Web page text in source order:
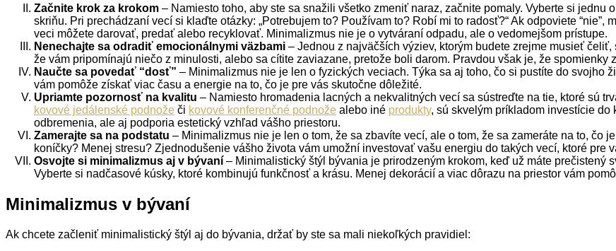
Začnite krok za krokom – Namiesto toho, aby ste sa snažili všetko zmeniť naraz, začnite pomaly. Vyberte si
skriňu. Pri prechádzaní vecí si klaďte otázky: „Potrebujem to? Používam to? Robí mi to radosť?“ Ak odpoviete
veci môžete darovať, predať alebo recyklovať. Minimalizmus nie je o vytváraní odpadu, ale o vedomejšom prístupe.
Nenechajte sa odradiť emocionálnymi väzbami – Jednou z najväčších výziev, ktorým budete zrejme musieť
že vám pripomínajú niečo z minulosti, alebo sa cítite zaviazane, pretože boli darom. Pravdou však je, že spomienky
Naučte sa povedať “dosť” – Minimalizmus nie je len o fyzických veciach. Týka sa aj toho, čo si pustíte do svojho
vám pomôže získať viac času a energie na to, čo je pre vás skutočne dôležité.
Upriamte pozornosť na kvalitu – Namiesto hromadenia lacných a nekvalitných vecí sa sústreďte na tie, ktoré sú
kovové jedálenské podnože či kovové konferenčné podnože alebo iné produkty, sú skvelým príkladom investície do
odbremenia, ale aj podporia estetický vzhľad vášho priestoru.
Zamerajte sa na podstatu – Minimalizmus nie je len o tom, že sa zbavíte vecí, ale o tom, že sa zameráte na to, čo
koníčky? Menej stresu? Zjednodušenie vášho života vám umožní investovať vašu energiu do takých vecí, ktoré pre
Osvojte si minimalizmus aj v bývaní – Minimalistický štýl bývania je prirodzeným krokom, keď už máte prečistený
Vyberte si nadčasové kúsky, ktoré kombinujú funkčnosť a krásu. Menej dekorácií a viac dôrazu na priestor vám
Minimalizmus v bývaní
Ak chcete začleniť minimalistický štýl aj do bývania, držať by ste sa mali niekoľkých pravidiel: